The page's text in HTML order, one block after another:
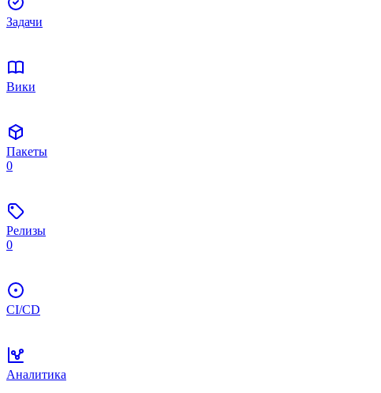
Задачи
Вики
Пакеты
0
Релизы
0
CI/CD
Аналитика